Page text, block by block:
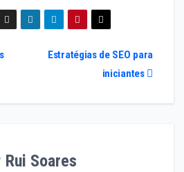
Estratégias de SEO para
iniciantes
Rui Soares